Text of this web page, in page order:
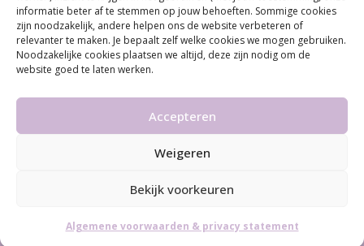
informatie beter af te stemmen op jouw behoeften. Sommige cookies
zijn noodzakelijk, andere helpen ons de website verbeteren of
relevanter te maken. Je bepaalt zelf welke cookies we mogen gebruiken.
Noodzakelijke cookies plaatsen we altijd, deze zijn nodig om de
website goed te laten werken.
Accepteren
Weigeren
Bekijk voorkeuren
Algemene voorwaarden & privacy statement
van hormonale problemen bij vrouwen. Met ruim 100 locaties
behoort Care for Women tot één van de grootste organisaties op dit
vakgebied...
voorwaarden & Privacy statement
ByInfused